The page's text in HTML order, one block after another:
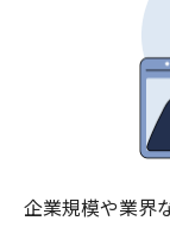
企業規模や業界